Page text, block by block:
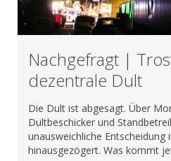
Nachgefragt |
dezentrale Dult
Die Dult ist abgesagt. Über
Dultbeschicker und
unausweichliche
hinausgezögert. Was kommt